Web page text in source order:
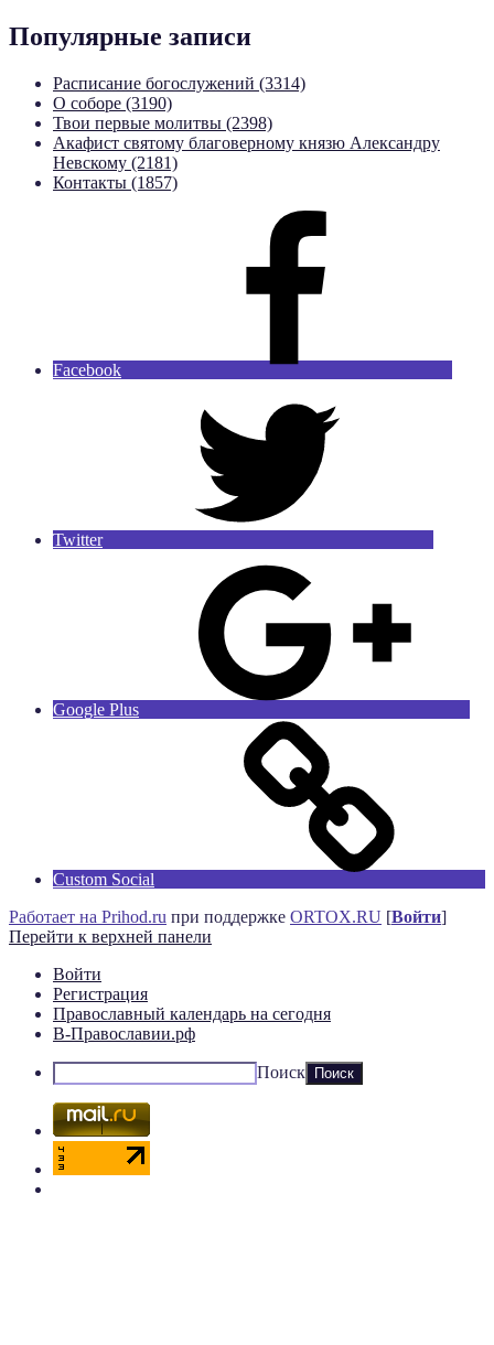
Популярные записи
Расписание богослужений (3314)
О соборе (3190)
Твои первые молитвы (2398)
Акафист святому благоверному князю Александру
Невскому (2181)
Контакты (1857)
Facebook
Twitter
Google Plus
Custom Social
Работает на Prihod.ru при поддержке ORTOX.RU [Войти]
Перейти к верхней панели
Войти
Регистрация
Православный календарь на сегодня
В-Православии.рф
Поиск